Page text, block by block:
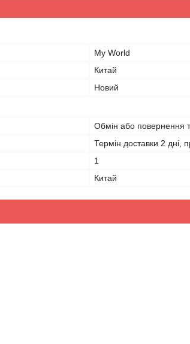
My World
Китай
Новий
Обмін або повернення
Термін доставки 2 дні,
1
Китай